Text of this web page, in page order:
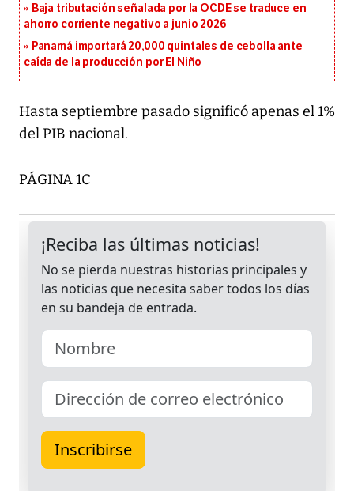
Baja tributación señalada por la OCDE se traduce en
ahorro corriente negativo a junio 2026
Panamá importará 20,000 quintales de cebolla ante
caída de la producción por El Niño
Hasta septiembre pasado significó apenas el 1%
del PIB nacional.
PÁGINA 1C